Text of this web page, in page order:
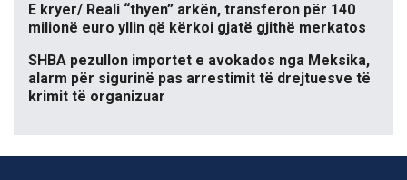
E kryer/ Reali “thyen” arkën, transferon për 140
milionë euro yllin që kërkoi gjatë gjithë merkatos
SHBA pezullon importet e avokados nga Meksika,
alarm për sigurinë pas arrestimit të drejtuesve të
krimit të organizuar